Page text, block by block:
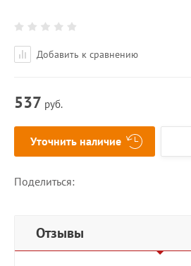
Добавить к сравнению
537 руб.
Уточнить наличие
Поделиться:
Отзывы